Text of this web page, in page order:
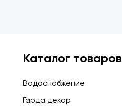
Каталог товаров
Водоснабжение
Гарда декор